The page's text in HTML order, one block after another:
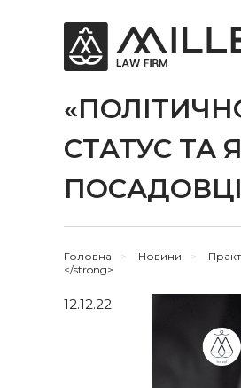
СТАТУС ТА
Головна > Новини >
</strong>
12.12.22